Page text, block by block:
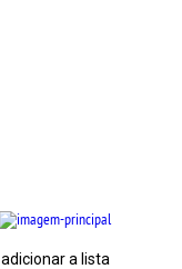
adicionar a lista